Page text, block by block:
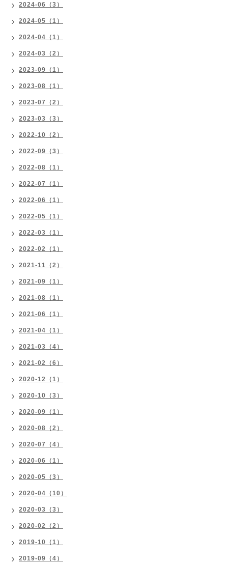
2024-06（3）
2024-05（1）
2024-04（1）
2024-03（2）
2023-09（1）
2023-08（1）
2023-07（2）
2023-03（3）
2022-10（2）
2022-09（3）
2022-08（1）
2022-07（1）
2022-06（1）
2022-05（1）
2022-03（1）
2022-02（1）
2021-11（2）
2021-09（1）
2021-08（1）
2021-06（1）
2021-04（1）
2021-03（4）
2021-02（6）
2020-12（1）
2020-10（3）
2020-09（1）
2020-08（2）
2020-07（4）
2020-06（1）
2020-05（3）
2020-04（10）
2020-03（3）
2020-02（2）
2019-10（1）
2019-09（4）